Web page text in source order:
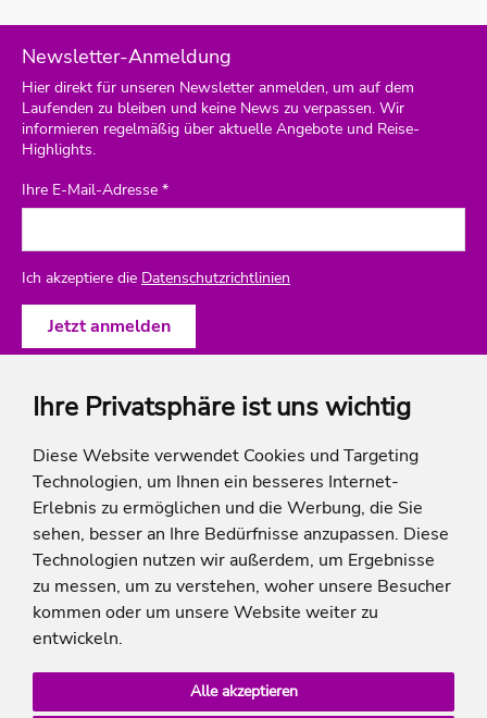
Ihre Privatsphäre ist uns wichtig
Diese Website verwendet Cookies und Targeting
Technologien, um Ihnen ein besseres Internet-
Erlebnis zu ermöglichen und die Werbung, die Sie
sehen, besser an Ihre Bedürfnisse anzupassen. Diese
Technologien nutzen wir außerdem, um Ergebnisse
zu messen, um zu verstehen, woher unsere Besucher
kommen oder um unsere Website weiter zu
entwickeln.
Alle akzeptieren
Newsletter-Anmeldung
Hier direkt für unseren Newsletter anmelden, um auf dem
Laufenden zu bleiben und keine News zu verpassen. Wir
informieren regelmäßig über aktuelle Angebote und Reise-
Highlights.
Ihre E-Mail-Adresse *
Ich akzeptiere die Datenschutzrichtlinien
ich-will-familienurlaub
Rechtliches
auf die Summe der Preise der Einzelleistungen.
**Streichpreise beziehen sich auf die ursprünglichen Preise des Reiseveranstalters.